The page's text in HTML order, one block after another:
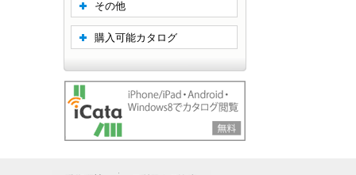
その他
購入可能カタログ